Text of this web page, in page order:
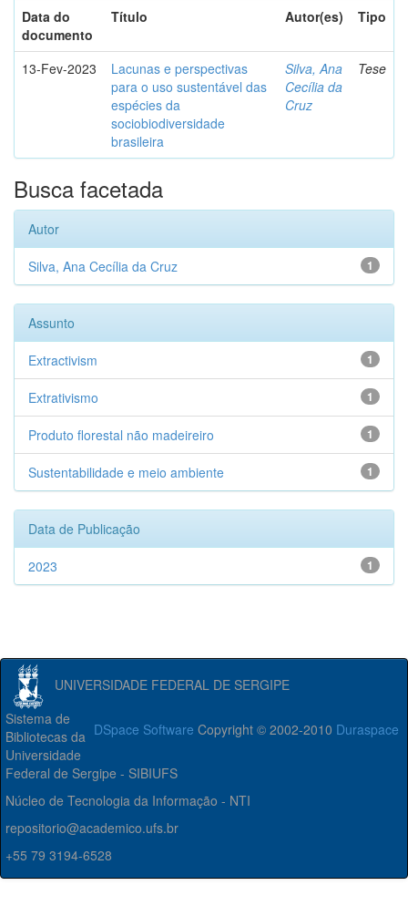
Data do
documento
Título Autor(es) Tipo
13-Fev-2023
Lacunas e perspectivas
para o uso sustentável das
espécies da
sociobiodiversidade
brasileira
Silva, Ana
Cecília da
Cruz
Tese
Busca facetada
Autor
1
Silva, Ana Cecília da Cruz
Assunto
1
Extractivism
1
Extrativismo
1
Produto florestal não madeireiro
1
Sustentabilidade e meio ambiente
Data de Publicação
1
2023
UNIVERSIDADE FEDERAL DE SERGIPE
DSpace Software Copyright © 2002-2010 Duraspace
Sistema de
Bibliotecas da
Universidade
Federal de Sergipe - SIBIUFS
Núcleo de Tecnologia da Informação - NTI
repositorio@academico.ufs.br
+55 79 3194-6528